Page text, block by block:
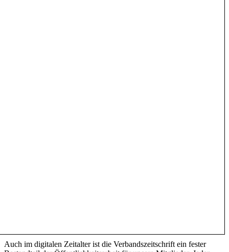
Auch im digitalen Zeitalter ist die Verbandszeitschrift ein fester